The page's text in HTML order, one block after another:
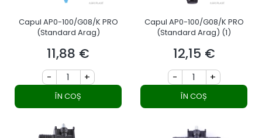
Capul AP0-100/G08/K PRO
(Standard Arag)
Preț
11,88 €
- +
ÎN COȘ
Capul AP0-100/G08/K PRO
(Standard Arag) (1)
Preț
12,15 €
- +
ÎN COȘ